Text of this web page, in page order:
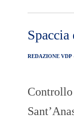
REDAZIONE VDP